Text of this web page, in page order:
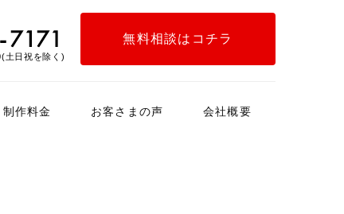
土日祝を除く)
無料相談はコチラ
制作料金 お客さまの声 会社概要